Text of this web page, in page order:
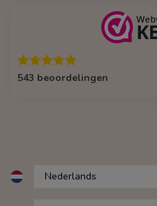
543 beoordelingen